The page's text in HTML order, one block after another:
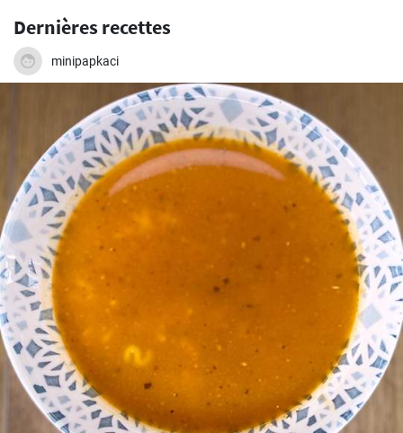
Dernières recettes
minipapkaci